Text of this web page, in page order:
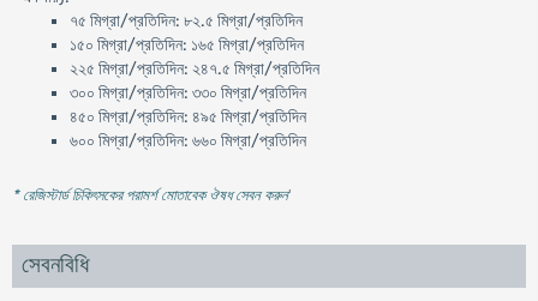
৭৫ মিগ্রা/প্রতিদিন: ৮২.৫ মিগ্রা/প্রতিদিন
১৫০ মিগ্রা/প্রতিদিন: ১৬৫ মিগ্রা/প্রতিদিন
২২৫ মিগ্রা/প্রতিদিন: ২৪৭.৫ মিগ্রা/প্রতিদিন
৩০০ মিগ্রা/প্রতিদিন: ৩৩০ মিগ্রা/প্রতিদিন
৪৫০ মিগ্রা/প্রতিদিন: ৪৯৫ মিগ্রা/প্রতিদিন
৬০০ মিগ্রা/প্রতিদিন: ৬৬০ মিগ্রা/প্রতিদিন
* রেজিস্টার্ড চিকিৎসকের পরামর্শ মোতাবেক ঔষধ সেবন করুন'
সেবনবিধি